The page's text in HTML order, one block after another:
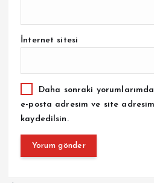
İnternet sitesi
Daha sonraki
e-posta adresim ve site
kaydedilsin.